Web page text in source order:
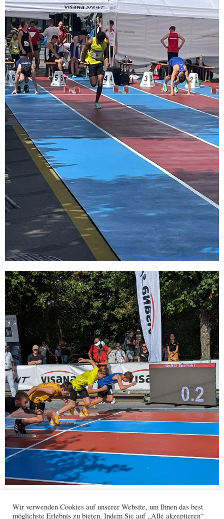
Facebook
WhatsApp
X
Wir verwenden Cookies auf unserer Website, um Ihnen das best
möglichste Erlebnis zu bieten. Indem Sie auf „Alle akzeptieren“